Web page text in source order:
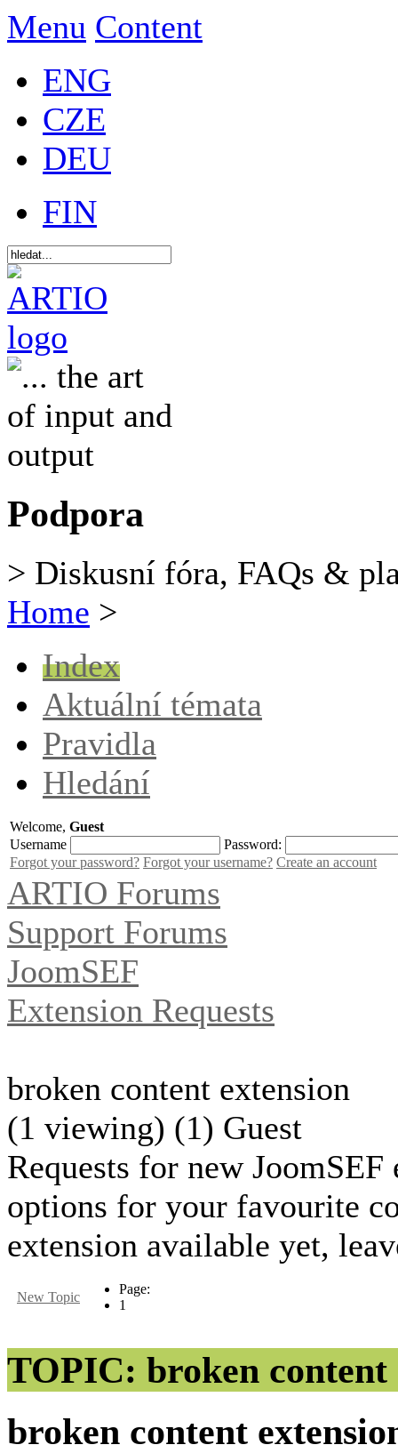
Menu Content
ENG
CZE
DEU
FIN
Podpora
> Diskusní fóra, FAQs &
Home >
Index
Aktuální témata
Pravidla
Hledání
Welcome, Guest
Username
Password:
Forgot your password? Forgot your username? Create an account
ARTIO Forums
Support Forums
JoomSEF
Extension Requests
broken content extension
(1 viewing) (1) Guest
Requests for new
options for your favourite
extension available yet,
New Topic
Page:
1
TOPIC: broken content
broken content